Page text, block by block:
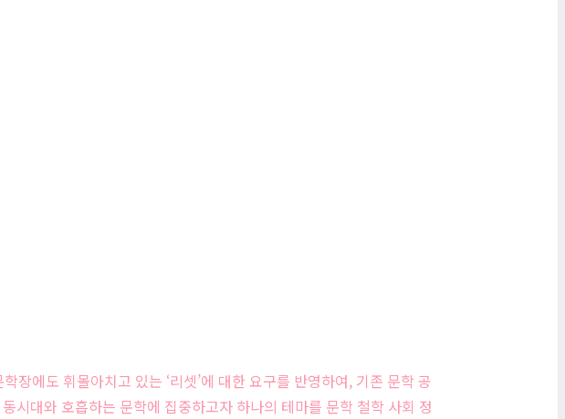
장에도 휘몰아치고 있는 ‘리셋’에 대한 요구를 반영하여, 기존 문학 공
시대와 호흡하는 문학에 집중하고자 하나의 테마를 문학 철학 사회 정